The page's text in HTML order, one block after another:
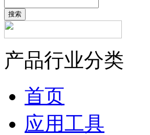
搜索
产品行业分类
首页
应用工具